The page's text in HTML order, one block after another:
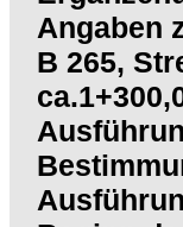
Angaben
B 265,